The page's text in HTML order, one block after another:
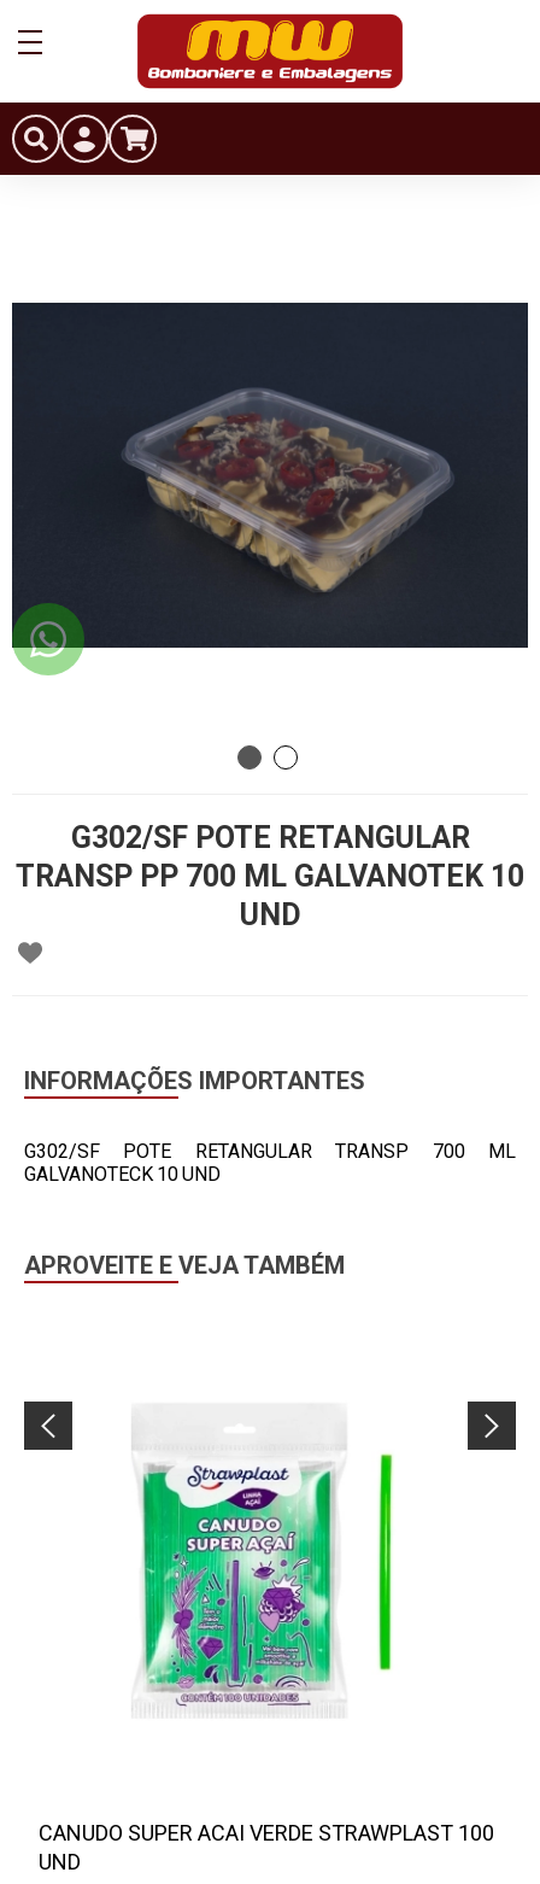
G302/SF POTE RETANGULAR
TRANSP PP 700 ML GALVANOTEK 10
UND
INFORMAÇÕES IMPORTANTES
G302/SF POTE RETANGULAR TRANSP 700 ML
GALVANOTECK 10 UND
APROVEITE E VEJA TAMBÉM
CANUDO SUPER ACAI VERDE STRAWPLAST 100
UND